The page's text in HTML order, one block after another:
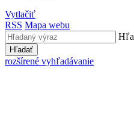
Vytlačiť
RSS Mapa webu
Hľadať
rozšírené vyhľadávanie